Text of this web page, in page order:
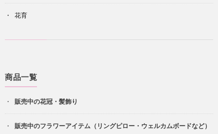
花育
商品一覧
販売中の花冠・髪飾り
販売中のフラワーアイテム（リングピロー・ウェルカムボードなど）